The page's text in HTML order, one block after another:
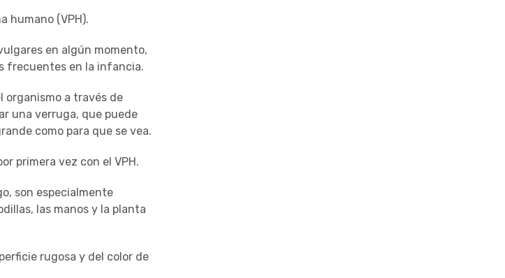
humano (VPH).
en algún momento,
frecuentes en la infancia.
organismo a través de
una verruga, que puede
como para que se vea.
primera vez con el VPH.
son especialmente
las manos y la planta
rugosa y del color de